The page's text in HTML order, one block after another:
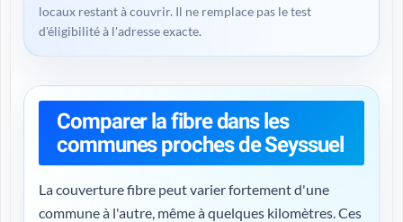
locaux restant à couvrir. Il ne remplace pas le test
d'éligibilité à l'adresse exacte.
Comparer la fibre dans les
communes proches de Seyssuel
La couverture fibre peut varier fortement d'une
commune à l'autre, même à quelques kilomètres. Ces